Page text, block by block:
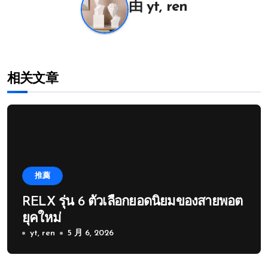
由yt, ren
相关文章
推薦
RELX รุ่น 6 ตัวเลือกยอดนิยมของสายพอต
ยุคใหม่
yt, ren 5 月 6, 2026